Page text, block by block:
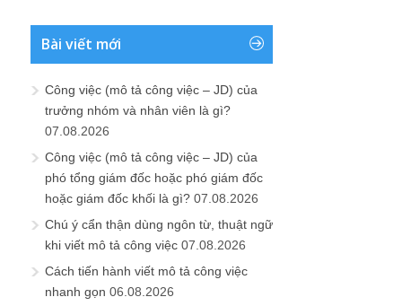
Bài viết mới
Công việc (mô tả công việc – JD) của
trưởng nhóm và nhân viên là gì?
07.08.2026
Công việc (mô tả công việc – JD) của
phó tổng giám đốc hoặc phó giám đốc
hoặc giám đốc khối là gì? 07.08.2026
Chú ý cẩn thận dùng ngôn từ, thuật ngữ
khi viết mô tả công việc 07.08.2026
Cách tiến hành viết mô tả công việc
nhanh gọn 06.08.2026